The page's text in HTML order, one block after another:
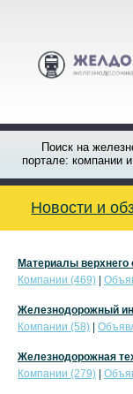
Поиск на
портале: компании
Новости и
Материалы верхнего
Компании (469)
Железнодорожный
Компании (58)
Железнодорожная
Компании (279)